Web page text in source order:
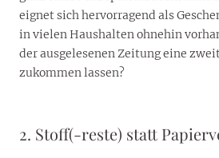
eignet sich hervorragend als
in vielen Haushalten ohnehin
der ausgelesenen Zeitung eine
zukommen lassen?
2. Stoff(-reste) statt